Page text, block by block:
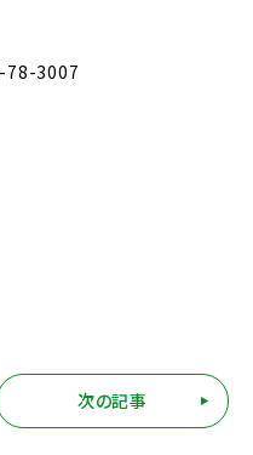
78-3007
次の記事